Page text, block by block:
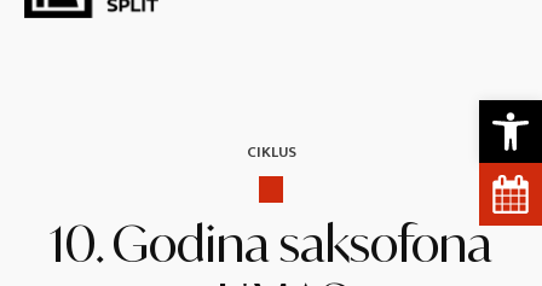
CIKLUS
10. Godina saksofona